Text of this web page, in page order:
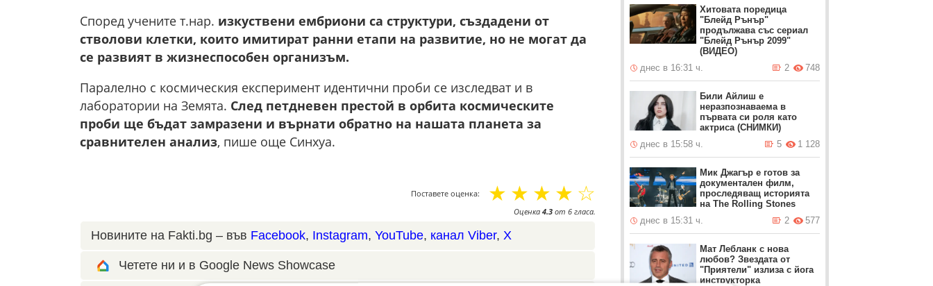
Според учените т.нар. изкуствени ембриони са структури, създадени от
стволови клетки, които имитират ранни етапи на развитие, но не могат да
се развият в жизнеспособен организъм.
Паралелно с космическия експеримент идентични проби се изследват и в
лаборатории на Земята. След петдневен престой в орбита космическите
проби ще бъдат замразени и върнати обратно на нашата планета за
сравнителен анализ, пише още Синхуа.
Поставете оценка: ☆
☆
☆
☆
☆
Оценка 4.3от 6гласа.
Новините на Fakti.bg – във Facebook, Instagram, YouTube, канал Viber, X
Четете ни и в Google News Showcase
Хитовата поредица
"Блейд Рънър"
продължава със сериал
"Блейд Рънър 2099"
(ВИДЕО)
днес в 16:31 ч.
748
2
Били Айлиш е
неразпознаваема в
първата си роля като
актриса (СНИМКИ)
днес в 15:58 ч.
1 128
5
Мик Джагър е готов за
документален филм,
проследяващ историята
на The Rolling Stones
днес в 15:31 ч.
577
2
Мат Лебланк с нова
любов? Звездата от
"Приятели" излиза с йога
инструкторка